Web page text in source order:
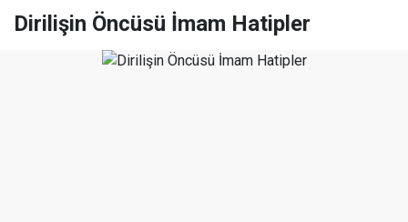
Dirilişin Öncüsü İmam Hatipler